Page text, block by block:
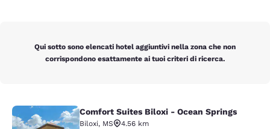
Qui sotto sono elencati hotel aggiuntivi nella zona che non
corrispondono esattamente ai tuoi criteri di ricerca.
Comfort Suites Biloxi - Ocean
Comfort Suites Biloxi - Ocean Springs
Biloxi, MS
4.56 km